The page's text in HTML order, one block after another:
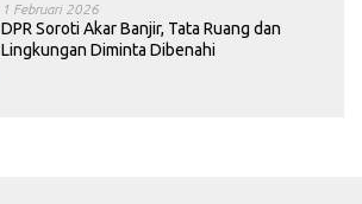
1 Februari 2026
DPR Soroti Akar Banjir, Tata Ruang dan
Lingkungan Diminta Dibenahi